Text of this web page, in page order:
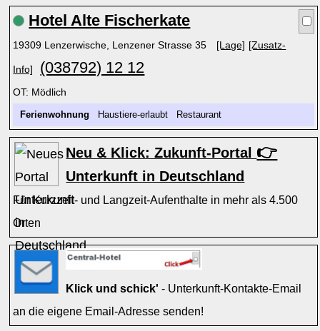
Hotel Alte Fischerkate
19309 Lenzerwische, Lenzener Strasse 35 [Lage] [Zusatz-
Info] (038792) 12 12
OT: Mödlich
Ferienwohnung Haustiere-erlaubt Restaurant
Neu & Klick: Zukunft-Portal 👉
Unterkunft in Deutschland
Für Kurzzeit- und Langzeit-Aufenthalte in mehr als 4.500
Orten
Klick und schick' - Unterkunft-Kontakte-Email
an die eigene Email-Adresse senden!